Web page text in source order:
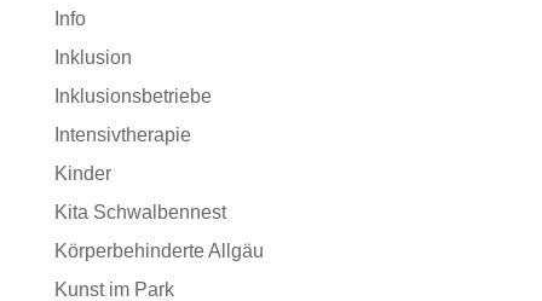
Info
Inklusion
Inklusionsbetriebe
Intensivtherapie
Kinder
Kita Schwalbennest
Körperbehinderte Allgäu
Kunst im Park